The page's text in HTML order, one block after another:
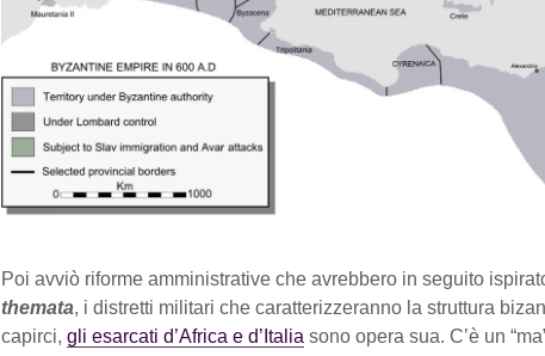
Poi avviò riforme amministrative che avrebbero in seguito
themata, i distretti militari che caratterizzeranno la struttura
capirci, gli esarcati d’Africa e d’Italia sono opera sua. C’è un